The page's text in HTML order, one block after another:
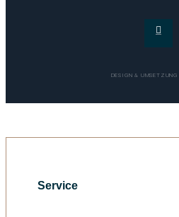
DESIGN & UMSETZUNG
Service